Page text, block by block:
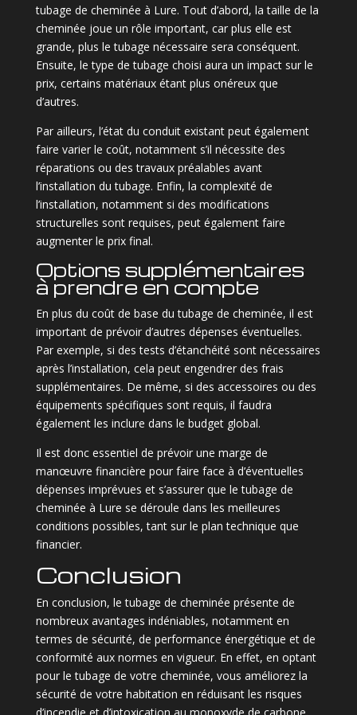
tubage de cheminée à Lure. Tout d’abord, la taille de la
cheminée joue un rôle important, car plus elle est
grande, plus le tubage nécessaire sera conséquent.
Ensuite, le type de tubage choisi aura un impact sur le
prix, certains matériaux étant plus onéreux que
d’autres.
Par ailleurs, l’état du conduit existant peut également
faire varier le coût, notamment s’il nécessite des
réparations ou des travaux préalables avant
l’installation du tubage. Enfin, la complexité de
l’installation, notamment si des modifications
structurelles sont requises, peut également faire
augmenter le prix final.
Options supplémentaires
à prendre en compte
En plus du coût de base du tubage de cheminée, il est
important de prévoir d’autres dépenses éventuelles.
Par exemple, si des tests d’étanchéité sont nécessaires
après l’installation, cela peut engendrer des frais
supplémentaires. De même, si des accessoires ou des
équipements spécifiques sont requis, il faudra
également les inclure dans le budget global.
Il est donc essentiel de prévoir une marge de
manœuvre financière pour faire face à d’éventuelles
dépenses imprévues et s’assurer que le tubage de
cheminée à Lure se déroule dans les meilleures
conditions possibles, tant sur le plan technique que
financier.
Conclusion
En conclusion, le tubage de cheminée présente de
nombreux avantages indéniables, notamment en
termes de sécurité, de performance énergétique et de
conformité aux normes en vigueur. En effet, en optant
pour le tubage de votre cheminée, vous améliorez la
sécurité de votre habitation en réduisant les risques
d’incendie et d’intoxication au monoxyde de carbone.